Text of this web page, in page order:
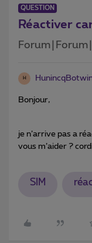
QUESTION
Réactiver
H
Bonjour,
je n’arrive pas a
vous m’aider ?
SIM